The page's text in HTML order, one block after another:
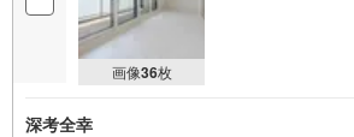
画像36枚
深考全幸